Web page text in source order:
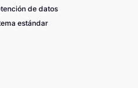
de datos
estándar